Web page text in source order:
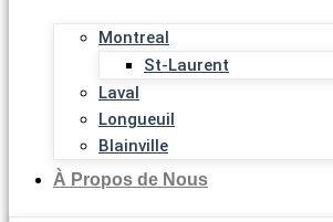
Montreal
St-Laurent
Laval
Longueuil
Blainville
À Propos de Nous